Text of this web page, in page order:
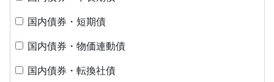
国内債券・短期債
国内債券・物価連動債
国内債券・転換社債